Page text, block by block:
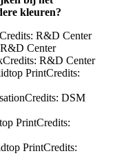
kleuren?
Credits: R&D Center
Center
Credits: R&D Center
Credits:
Credits: DSM
Credits:
Credits: